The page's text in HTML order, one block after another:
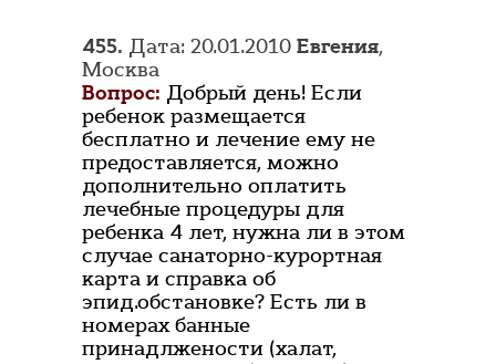
455. Дата: 20.01.2010 Евгения,
Москва
Вопрос: Добрый день! Если
ребенок размещается
бесплатно и лечение ему не
предоставляется, можно
дополнительно оплатить
лечебные процедуры для
ребенка 4 лет, нужна ли в этом
случае санаторно-курортная
карта и справка об
эпид.обстановке? Есть ли в
номерах банные
принадлжености (халат,